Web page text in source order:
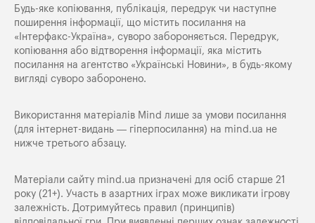
Будь-яке копiювання, публiкацiя, передрук чи наступне
поширення iнформацiї, що мiстить посилання на
«Iнтерфакс-Україна», суворо забороняється. Передрук,
копіювання або відтворення інформації, яка містить
посилання на агентство «Українські Новини», в будь-якому
вигляді суворо заборонено.
Використання матеріалів Mind лише за умови посилання
(для інтернет-видань — гіперпосилання) на mind.ua не
нижче третього абзацу.
Матеріали сайту mind.ua призначені для осіб старше 21
року (21+). Участь в азартних іграх може викликати ігрову
залежність. Дотримуйтесь правил (принципів)